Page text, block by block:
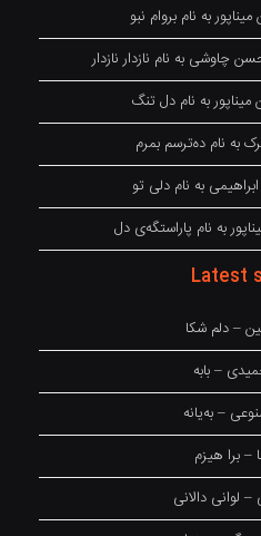
به نام بروام نبو
به نام نازدار نازدار
به نام دل تنگ
نام دەترسم بمرم
به نام دلی تو
به نام پاراستگەی دل
Latest
– دلم شکا
– بابه
– بەیانە
– برا هیزم
لوانی دالانی